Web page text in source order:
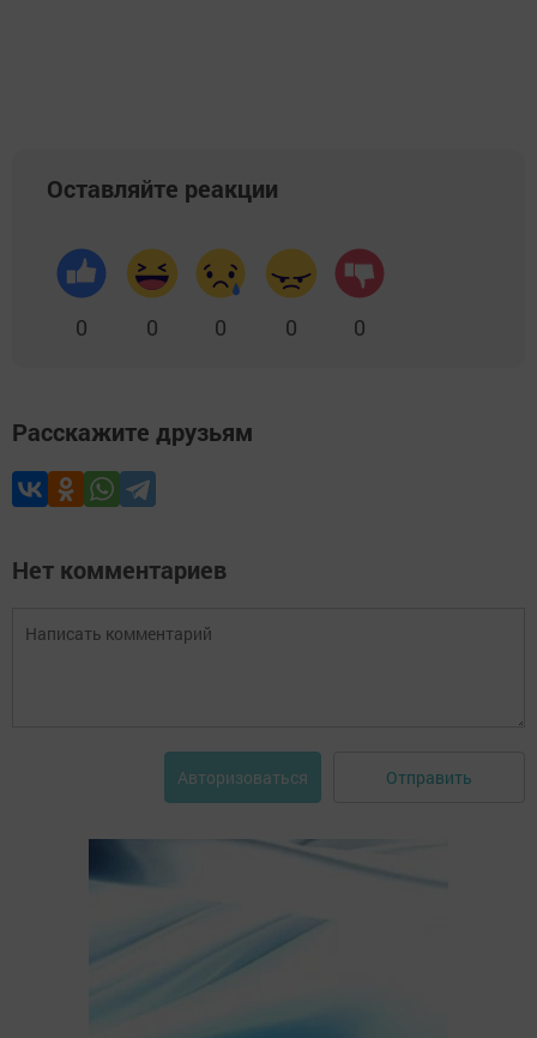
Оставляйте реакции
0 0 0 0 0
Расскажите друзьям
Нет комментариев
Авторизоваться Отправить